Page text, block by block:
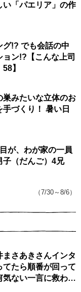
い「パエリア」の作
グ!? でも会話の中
ン!?【こんな上司
58】
巣みたいな立体のお
づくり！ 暑い日
が、わが家の一員
子（だんご）4兄
（7/30～8/6）
さあきさんインタ
てたら順番が回って
気ない一言に救われ